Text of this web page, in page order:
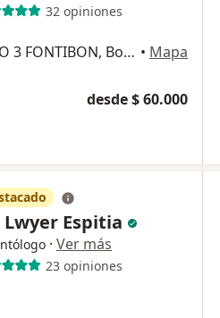
32 opiniones
Calle 19 # 100-50 PISO 3 FONTIBON, Bogotá • Mapa
desde $ 60.000
Lwyer Espitia
· Ver más
23 opiniones